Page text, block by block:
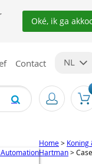
Contact NL
Home> Koning
Hartman>Case
Oké, ik ga